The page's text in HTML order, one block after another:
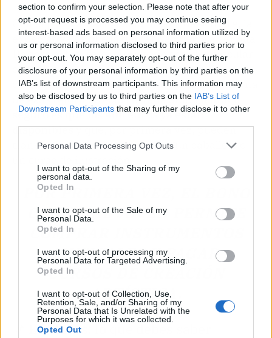
section to confirm your selection. Please note that after your
opt-out request is processed you may continue seeing
interest-based ads based on personal information utilized by
us or personal information disclosed to third parties prior to
your opt-out. You may separately opt-out of the further
disclosure of your personal information by third parties on the
IAB’s list of downstream participants. This information may
also be disclosed by us to third parties on the IAB’s List of
Downstream Participants that may further disclose it to other
Personal Data Processing Opt Outs
I want to opt-out of the Sharing of my
personal data.
Opted In
I want to opt-out of the Sale of my
Personal Data.
Opted In
I want to opt-out of processing my
Personal Data for Targeted Advertising.
Opted In
I want to opt-out of Collection, Use,
Retention, Sale, and/or Sharing of my
Personal Data that Is Unrelated with the
Purposes for which it was collected.
Opted Out
Con el plazo abierto hasta finales de octubre, la
expectativa es que la demanda vuelva a ser alta.
De cara al futuro, el Ministerio estudia vincular
el bono a itinerarios formativos y ampliar la
cuantía en función de la renta, aunque ninguna
de esas reformas está cerrada aún. Lo único
seguro es que los 400 euros ya están
disponiblesy que, por primera vez, pueden
transformarse en una guitarra, un caballete o
POR PRIMERA VEZ, EL BONO
CULTURAL JOVEN PERMITE
COMPRAR INSTRUMENTOS
MUSICALES Y PAGAR
CURSOS DE CREACIÓN
ARTÍSTICA.
📌 En claves: lo que debes saber